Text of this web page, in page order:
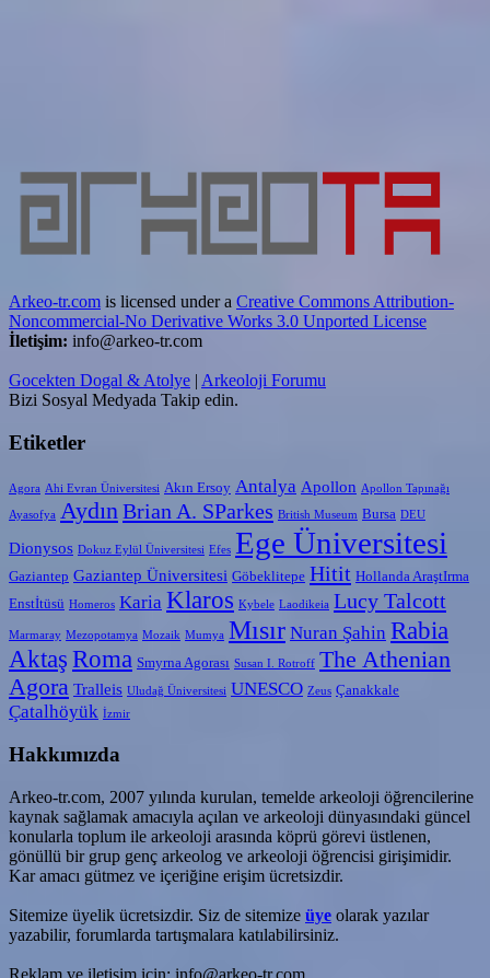
Arkeo-tr.com is licensed under a Creative Commons Attribution-
Noncommercial-No Derivative Works 3.0 Unported License
İletişim: info@arkeo-tr.com
Gocekten Dogal & Atolye | Arkeoloji Forumu
Bizi Sosyal Medyada Takip edin.
Etiketler
Agora Ahi Evran Üniversitesi Akın Ersoy Antalya Apollon Apollon Tapınağı
Ayasofya Aydın Brian A. SParkes British Museum Bursa DEU
Dionysos Dokuz Eylül Üniversitesi Efes Ege Üniversitesi
Gaziantep Gaziantep Üniversitesi Göbeklitepe Hitit Hollanda AraştIrma
Enstİtüsü Homeros Karia Klaros Kybele Laodikeia Lucy Talcott
Marmaray Mezopotamya Mozaik Mumya Mısır Nuran Şahin Rabia
Aktaş Roma Smyrna Agorası Susan I. Rotroff The Athenian
Agora Tralleis Uludağ Üniversitesi UNESCO Zeus Çanakkale
Çatalhöyük İzmir
Hakkımızda
Arkeo-tr.com, 2007 yılında kurulan, temelde arkeoloji öğrencilerine
kaynak sağlamak amacıyla açılan ve arkeoloji dünyasındaki güncel
konularla toplum ile arkeoloji arasında köprü görevi üstlenen,
gönüllü bir grup genç arkeolog ve arkeoloji öğrencisi girişimidir.
Kar amacı gütmez ve içeriğine erişim ücretsizdir.
Sitemize üyelik ücretsizdir. Siz de sitemize üye olarak yazılar
yazabilir, forumlarda tartışmalara katılabilirsiniz.
Reklam ve iletişim için: info@arkeo-tr.com